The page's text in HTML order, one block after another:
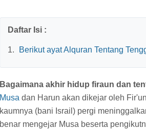
Berikut ayat Alquran Tentang
Bagaimana akhir hidup firaun dan
Musa dan Harun akan dikejar oleh
kaumnya (bani Israil) pergi
benar mengejar Musa beserta